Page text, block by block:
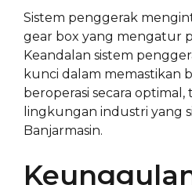
Sistem penggerak
gear box yang mengatur
Keandalan sistem
kunci dalam memastikan
beroperasi secara
lingkungan industri yang
Banjarmasin.